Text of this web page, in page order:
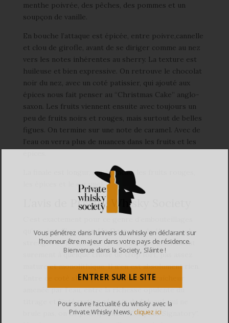
menthe poivrée, des pêches, des pommes et un
soupçon de vanille.
En bouche l’attaque est épicée, entre poivre,cannelle
et clou de girofle, avant de se diriger comme au nez
vers les notes inhérentes au sherry. La texture est
huileuse et bien expressive. On retrouve le chocolat
noir du nez, avec un coté patissier, qui ajouté aux
épices nous fait penser au “Christmas Cake” anglo-
saxon. Les fruits viennent ensuite avec toujours un
peu de fruits noirs et rouges, mais surtout de belles
figues. On termine sur une note de caramel. Avec de
l’eau on verra plus de nuances dans les fruits et les
La finale est longur, sur le cacao, les fruits rouges,
les épices et le caramel.
L’avis de Private Whisky Society
qu’on aime Signatory. Un Deanston de 11 ans, cask
strength et 1st fill sherry? Beaucoup s’attendaient
surement à quelque chose de trop fort, pas assez
mature et monolithique. Il n’en est absolument rien.
Entre ce coté sherry chaleureux et la fraicheur
amenée par l’eau, entre la richesse opulente du
titrage et l’intégration réussie de l’alcool, qui ne
brule pas, on ne peut que dire “Chapeau Signatory”.
Vous pénétrez dans l’univers du whisky en déclarant sur
l’honneur être majeur dans votre pays de résidence.
Bienvenue dans la Society, Sláinte !
ENTRER SUR LE SITE
Pour suivre l’actualité du whisky avec la
Private Whisky News, cliquez ici